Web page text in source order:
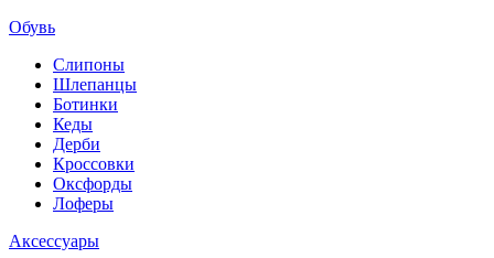
Обувь
Слипоны
Шлепанцы
Ботинки
Кеды
Дерби
Кроссовки
Оксфорды
Лоферы
Аксессуары